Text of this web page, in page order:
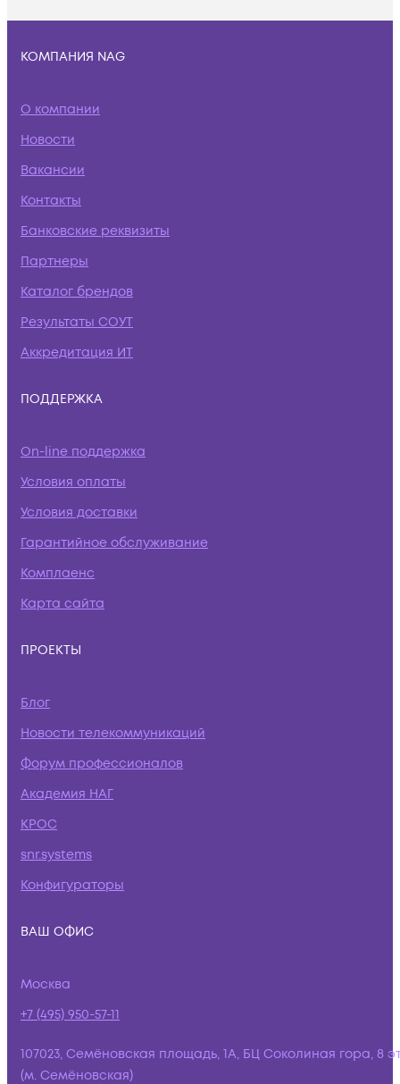
КОМПАНИЯ NAG
О компании
Новости
Вакансии
Контакты
Банковские реквизиты
Партнеры
Каталог брендов
Результаты СОУТ
Аккредитация ИТ
ПОДДЕРЖКА
On-line поддержка
Условия оплаты
Условия доставки
Гарантийное обслуживание
Комплаенс
Карта сайта
ПРОЕКТЫ
Блог
Новости телекоммуникаций
Форум профессионалов
Академия НАГ
КРОС
snr.systems
Конфигураторы
ВАШ ОФИС
Москва
+7 (495) 950-57-11
107023, Семёновская площадь, 1А, БЦ Соколиная гора, 8
(м. Семёновская)